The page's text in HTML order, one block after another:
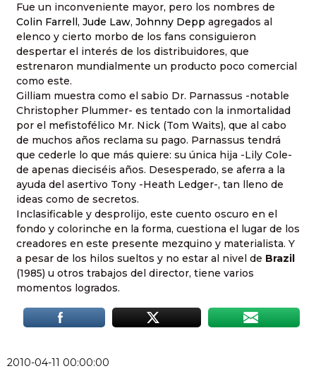
Fue un inconveniente mayor, pero los nombres de
Colin Farrell , Jude Law, Johnny Depp agregados al
elenco y cierto morbo de los fans consiguieron
despertar el interés de los distribuidores, que
estrenaron mundialmente un producto poco comercial
como este.
Gilliam muestra como el sabio Dr. Parnassus -notable
Christopher Plummer- es tentado con la inmortalidad
por el mefistofélico Mr. Nick (Tom Waits), que al cabo
de muchos años reclama su pago. Parnassus tendrá
que cederle lo que más quiere: su única hija -Lily Cole-
de apenas dieciséis años. Desesperado, se aferra a la
ayuda del asertivo Tony -Heath Ledger-, tan lleno de
ideas como de secretos.
Inclasificable y desprolijo, este cuento oscuro en el
fondo y colorinche en la forma, cuestiona el lugar de los
creadores en este presente mezquino y materialista. Y
a pesar de los hilos sueltos y no estar al nivel de Brazil
(1985) u otros trabajos del director, tiene varios
momentos logrados.
2010-04-11 00:00:00